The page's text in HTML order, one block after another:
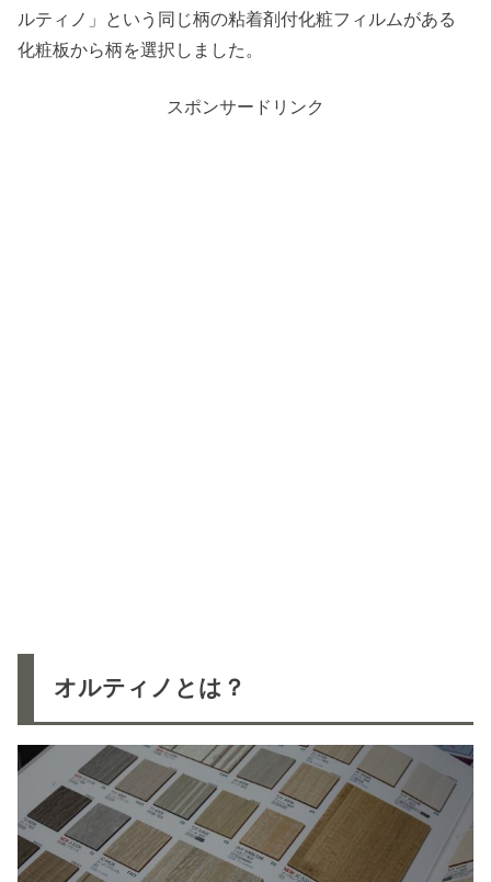
ルティノ」という同じ柄の粘着剤付化粧フィルムがある
化粧板から柄を選択しました。
スポンサードリンク
オルティノとは？